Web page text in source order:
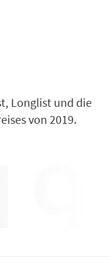
Longlist und die
von 2019.